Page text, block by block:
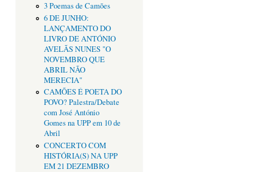
3 Poemas de Camões
6 DE JUNHO:
LANÇAMENTO DO
LIVRO DE ANTÓNIO
AVELÃS NUNES "O
NOVEMBRO QUE
ABRIL NÃO
MERECIA"
CAMÕES É POETA DO
POVO? Palestra/Debate
com José António
Gomes na UPP em 10 de
Abril
CONCERTO COM
HISTÓRIA(S) NA UPP
EM 21 DEZEMBRO